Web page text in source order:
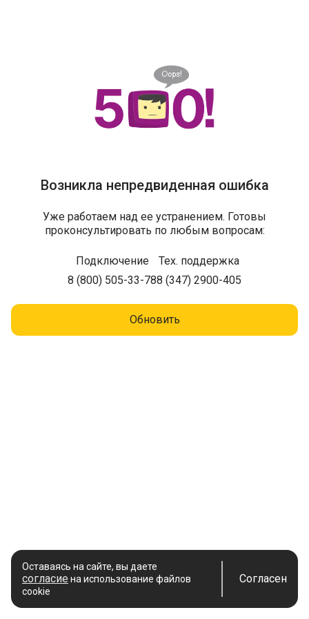
Возникла непредвиденная ошибка
Уже работаем над ее устранением. Готовы
проконсультировать по любым вопросам:
Подключение
8 (800) 505-33-78
Тех. поддержка
8 (347) 2900-405
Обновить
Оставаясь на сайте, вы даете
согласие на использование файлов
cookie
Согласен